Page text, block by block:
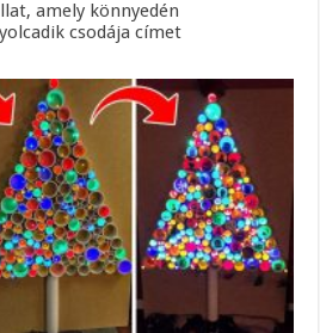
amely könnyedén
csodája címet